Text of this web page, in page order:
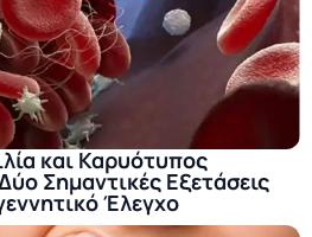
και Καρυότυπος
Σημαντικές Εξετάσεις
Έλεγχο